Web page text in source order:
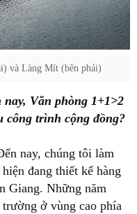
và Làng Mít (bên phải)
Văn phòng 1+1>2
công trình cộng đồng?
nay, chúng tôi làm
đang thiết kế hàng
Giang. Những năm
ở vùng cao phía